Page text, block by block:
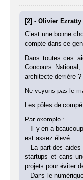
[2] - Olivier Ezratty
C’est une bonne
compte dans ce
Dans toutes ces
Concours
architecte derrière ?
Ne voyons pas le
Les pôles de
Par exemple :
– Il y en a
est assez élevé…
– La part des aides
startups et dans
projets pour éviter
– Dans le